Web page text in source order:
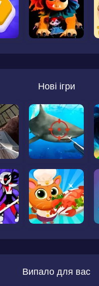
Нові ігри
Випало для вас